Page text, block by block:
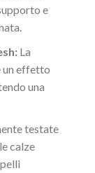
e
La
un effetto
una
testate
calze